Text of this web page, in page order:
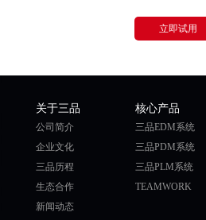
立即试用
关于三品
公司简介
企业文化
三品历程
生态合作
新闻动态
核心产品
三品EDM系统
三品PDM系统
三品PLM系统
TEAMWORK